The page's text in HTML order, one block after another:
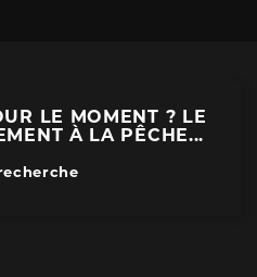
LE MOMENT ? LE
À LA PÊCHE...